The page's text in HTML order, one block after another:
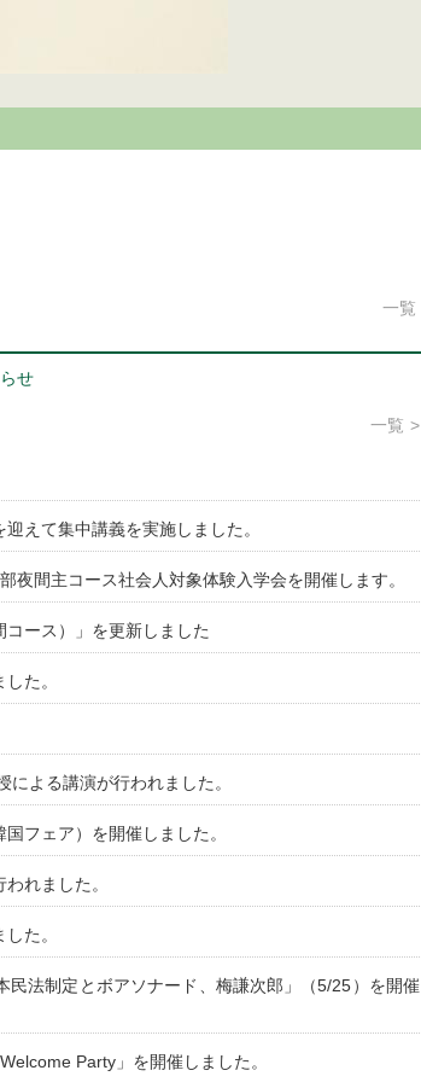
一覧
せ
一覧
えて集中講義を実施しました。
夜間主コース社会人対象体験入学会を開催します。
ース）」を更新しました
た。
よる講演が行われました。
フェア）を開催しました。
れました。
た。
民法制定とボアソナード、梅謙次郎」（5/25）を開催
Party」を開催しました。